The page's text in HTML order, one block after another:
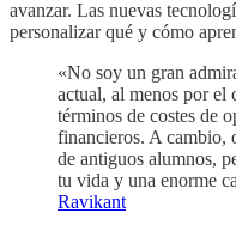
avanzar. Las nuevas
personalizar qué y cómo
«No soy un gran
actual, al menos por el
términos de costes de
financieros. A cambio,
de antiguos alumnos,
tu vida y una enorme
Ravikant